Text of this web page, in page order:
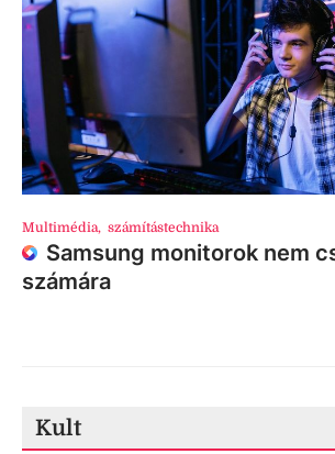
Multimédia, számítástechnika
Samsung monitorok nem
számára
Kult